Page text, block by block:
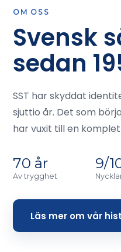
OM OSS
Svensk
sedan
SST har skyddat
sjuttio år. Det som
har vuxit till en
70 år
Av trygghet
9/
Läs mer om vår